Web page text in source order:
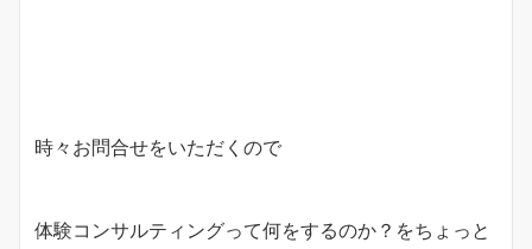
時々お問合せをいただくので
体験コンサルティングって何をするのか？をちょっと